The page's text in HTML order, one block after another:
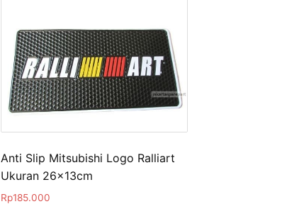
Anti Slip Mitsubishi Logo Ralliart
Ukuran 26x13cm
Rp185.000